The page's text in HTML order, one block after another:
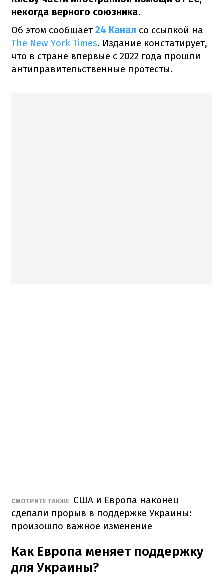
некогда верного союзника.
Об этом сообщает24 Канал со ссылкой на
The New York Times. Издание констатирует,
что в стране впервые с 2022 года прошли
антиправительственные протесты.
СМОТРИТЕ ТАКЖЕ США и Европа наконец
сделали прорыв в поддержке Украины:
произошло важное изменение
Как Европа меняет поддержку
для Украины?